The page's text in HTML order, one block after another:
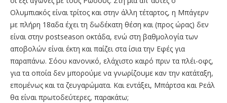
Ολυμπιακός είναι τρίτος και στην άλλη τέταρτος, η Μπάγερν
με πλήρη 18αδα έχει τη δωδέκατη θέση και (προς ώρας) δεν
είναι στην postseason οκτάδα, ενώ στη βαθμολογία των
αποβολών είναι έκτη και παίζει στα ίσια την Εφές για
παραπάνω. Σόου κανονικό, ελάχιστο καιρό πριν τα πλέι-οφς,
για τα οποία δεν μπορούμε να γνωρίζουμε καν την κατάταξη,
επομένως και τα ζευγαρώματα. Και εντάξει, Μπάρτσα και Ρεάλ
θα είναι πρωτοδεύτερες, παρακάτω;